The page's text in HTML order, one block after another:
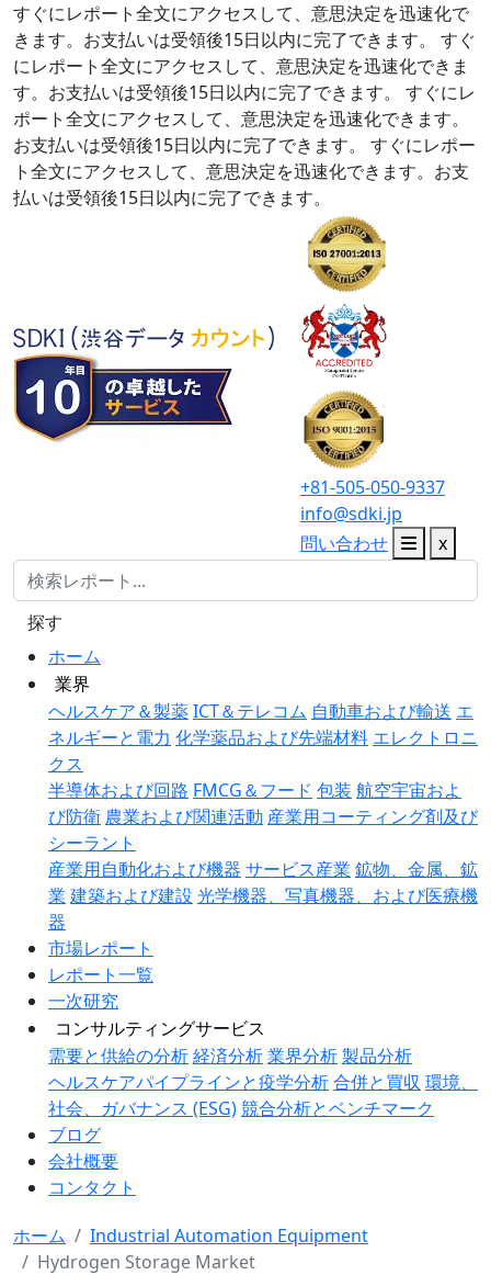
すぐにレポート全文にアクセスして、意思決定を迅速化で
きます。お支払いは受領後15日以内に完了できます。
すぐ
にレポート全文にアクセスして、意思決定を迅速化できま
す。お支払いは受領後15日以内に完了できます。
すぐにレ
ポート全文にアクセスして、意思決定を迅速化できます。
お支払いは受領後15日以内に完了できます。
すぐにレポー
ト全文にアクセスして、意思決定を迅速化できます。お支
払いは受領後15日以内に完了できます。
+81-505-050-9337
info@sdki.jp
問い合わせ
x
ホーム
業界
ヘルスケア＆製薬ICT＆テレコム 自動車および輸送 エ
ネルギーと電力 化学薬品および先端材料 エレクトロニ
クス
半導体および回路 FMCG＆フード 包装 航空宇宙およ
び防衛 農業および関連活動 産業用コーティング剤及び
シーラント
産業用自動化および機器 サービス産業 鉱物、金属、鉱
業 建築および建設 光学機器、写真機器、および医療機
器
市場レポート
レポート一覧
一次研究
コンサルティングサービス
需要と供給の分析経済分析業界分析製品分析
ヘルスケアパイプラインと疫学分析合併と買収 環境、
社会、ガバナンス (ESG)競合分析とベンチマーク
ブログ
会社概要
コンタクト
探す
ホーム
Industrial Automation Equipment
Hydrogen Storage Market